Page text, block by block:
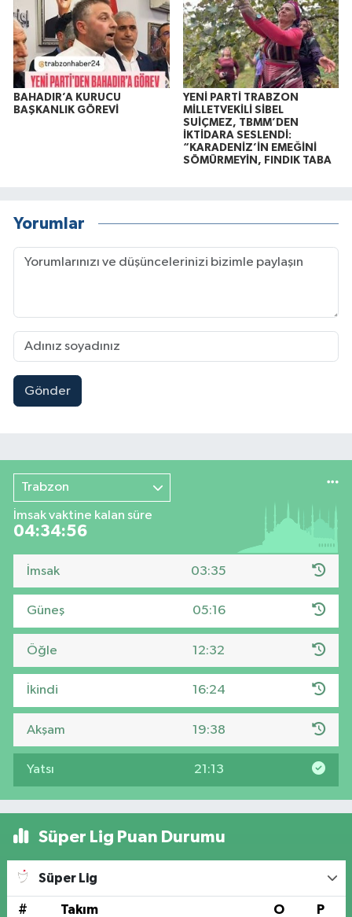
BAHADIR’A KURUCU
BAŞKANLIK GÖREVİ
YENİ PARTİ TRABZON
MİLLETVEKİLİ SİBEL
SUİÇMEZ, TBMM’DEN
İKTİDARA SESLENDİ:
“KARADENİZ’İN EMEĞİNİ
SÖMÜRMEYİN, FINDIK TABA
Yorumlar
Gönder
Trabzon
İmsak vaktine kalan süre
04:34:55
İmsak 03:35
Güneş 05:16
Öğle 12:32
İkindi 16:24
Akşam 19:38
Yatsı 21:13
Süper Lig Puan Durumu
Süper Lig
# Takım O P